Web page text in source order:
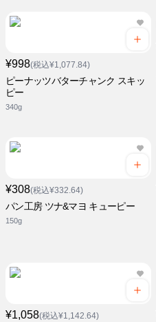
¥998(税込¥1,077.84)
ピーナッツバターチャンク スキッ
ピー
340g
¥308(税込¥332.64)
パン工房 ツナ&マヨ キューピー
150g
¥1,058(税込¥1,142.64)